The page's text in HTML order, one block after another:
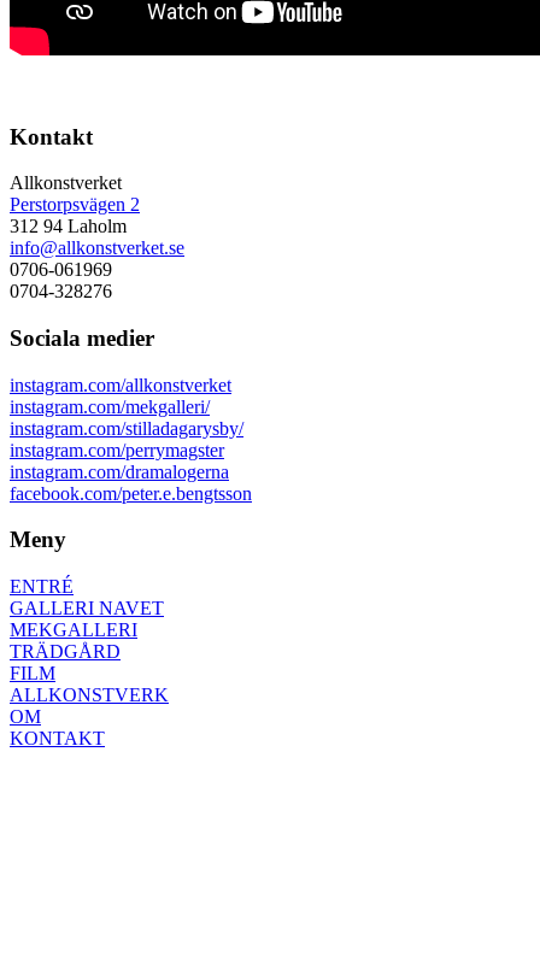
Kontakt
Allkonstverket
Perstorpsvägen 2
312 94 Laholm
info@allkonstverket.se
0706-061969
0704-328276
Sociala medier
instagram.com/allkonstverket
instagram.com/mekgalleri/
instagram.com/stilladagarysby/
instagram.com/perrymagster
instagram.com/dramalogerna
facebook.com/peter.e.bengtsson
Meny
ENTRÉ
GALLERI NAVET
MEKGALLERI
TRÄDGÅRD
FILM
ALLKONSTVERK
OM
KONTAKT